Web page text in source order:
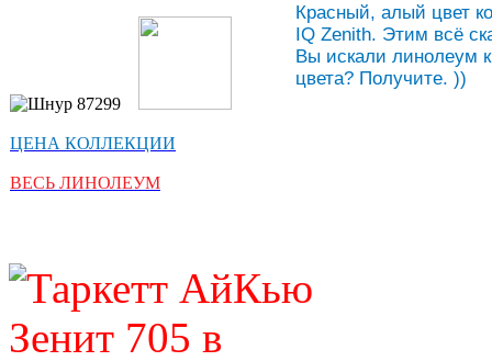
ЦЕНА КОЛЛЕКЦИИ
ВЕСЬ ЛИНОЛЕУМ
Красный, алый цвет
IQ Zenith. Этим всё
Вы искали линолеум
цвета? Получите. ))